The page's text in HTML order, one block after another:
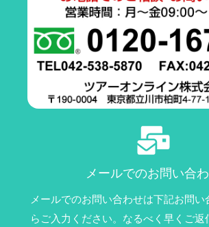
メールでのお問い合
メールでのお問い合わせは下記お問
らご入力ください。なるべく早くご返